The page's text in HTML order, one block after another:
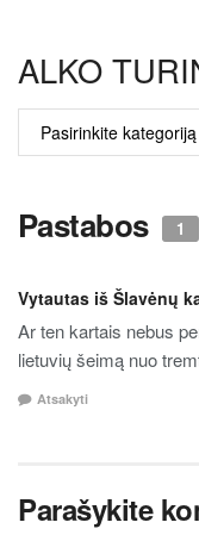
ALKO
TURINYS
Pastabos 1
Vytautas iš Šlavėnų
Ar ten kartais nebus
lietuvių šeimą nuo
Atsakyti
Parašykite